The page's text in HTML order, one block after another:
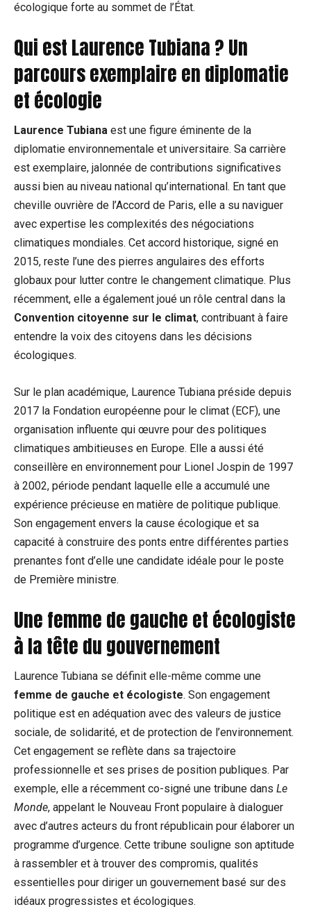
écologique forte au sommet de l’État.
Qui est Laurence Tubiana ? Un
parcours exemplaire en diplomatie
et écologie
Laurence Tubiana est une figure éminente de la
diplomatie environnementale et universitaire. Sa carrière
est exemplaire, jalonnée de contributions significatives
aussi bien au niveau national qu’international. En tant que
cheville ouvrière de l’Accord de Paris, elle a su naviguer
avec expertise les complexités des négociations
climatiques mondiales. Cet accord historique, signé en
2015, reste l’une des pierres angulaires des efforts
globaux pour lutter contre le changement climatique. Plus
récemment, elle a également joué un rôle central dans la
Convention citoyenne sur le climat, contribuant à faire
entendre la voix des citoyens dans les décisions
écologiques.
Sur le plan académique, Laurence Tubiana préside depuis
2017 la Fondation européenne pour le climat (ECF), une
organisation influente qui œuvre pour des politiques
climatiques ambitieuses en Europe. Elle a aussi été
conseillère en environnement pour Lionel Jospin de 1997
à 2002, période pendant laquelle elle a accumulé une
expérience précieuse en matière de politique publique.
Son engagement envers la cause écologique et sa
capacité à construire des ponts entre différentes parties
prenantes font d’elle une candidate idéale pour le poste
de Première ministre.
Une femme de gauche et écologiste
à la tête du gouvernement
Laurence Tubiana se définit elle-même comme une
femme de gauche et écologiste. Son engagement
politique est en adéquation avec des valeurs de justice
sociale, de solidarité, et de protection de l’environnement.
Cet engagement se reflète dans sa trajectoire
professionnelle et ses prises de position publiques. Par
exemple, elle a récemment co-signé une tribune dans Le
Monde, appelant le Nouveau Front populaire à dialoguer
avec d’autres acteurs du front républicain pour élaborer un
programme d’urgence. Cette tribune souligne son aptitude
à rassembler et à trouver des compromis, qualités
essentielles pour diriger un gouvernement basé sur des
idéaux progressistes et écologiques.